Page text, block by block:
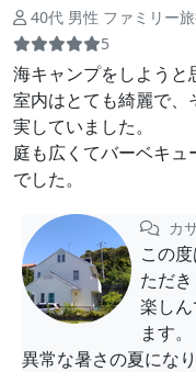
40代 男性 ファミリー
5
海キャンプをしようと
室内はとても綺麗で
実していました。
庭も広くてバーベキ
でした。
カ
この
ただ
楽し
ます。
異常な暑さの夏にな